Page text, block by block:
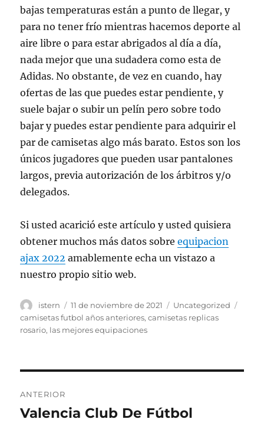
bajas temperaturas están a punto de llegar, y
para no tener frío mientras hacemos deporte al
aire libre o para estar abrigados al día a día,
nada mejor que una sudadera como esta de
Adidas. No obstante, de vez en cuando, hay
ofertas de las que puedes estar pendiente, y
suele bajar o subir un pelín pero sobre todo
bajar y puedes estar pendiente para adquirir el
par de camisetas algo más barato. Estos son los
únicos jugadores que pueden usar pantalones
largos, previa autorización de los árbitros y/o
delegados.
Si usted acarició este artículo y usted quisiera
obtener muchos más datos sobreequipacion
ajax 2022 amablemente echa un vistazo a
nuestro propio sitio web.
Autor
istern
Publicado
el
11 de noviembre de 2021 Categorías
Uncategorized
camisetas futbol años anteriores,camisetas replicas
rosario, las mejores equipaciones
de
ANTERIOR
Entrada
Valencia Club De Fútbol